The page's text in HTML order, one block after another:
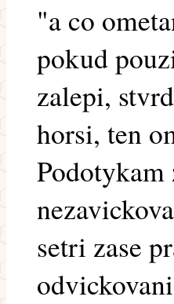
"a co
pokud
zalepi,
horsi, ten
Podotykam
setri zase